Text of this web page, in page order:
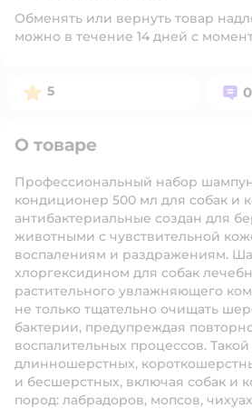
Обменять или вернуть товар
можно в течение 14 дней с
Рейтинг:
5 0
О товаре
Профессиональный набор
кондиционер 500 мл для собак и
антибактериальные создан для
животными с чувствительной
воспалениям и раздражениям.
хлоргексидином для собак
растительного увлажняющего
не только тщательно очищать
бактерии, предупреждая
воспалительных процессов.
длинношерстных,
и бесшерстных, включая собак и
пород: лабрадоров, мопсов,